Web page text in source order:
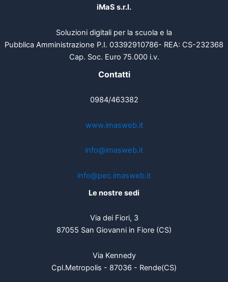
iMaS s.r.l.
Soluzioni digitali per la scuola e la
Pubblica Amministrazione P.I. 03392910786- REA: CS-232368
Cap. Soc. Euro 75.000 i.v.
Contatti
0984/463382
www.imasweb.it
info@imasweb.it
info@pec.imasweb.it
Le nostre sedi
Via dei Fiori, 3
87055 San Giovanni in Fiore (CS)
Via Kennedy
Cpl.Metropolis - 87036 - Rende(CS)